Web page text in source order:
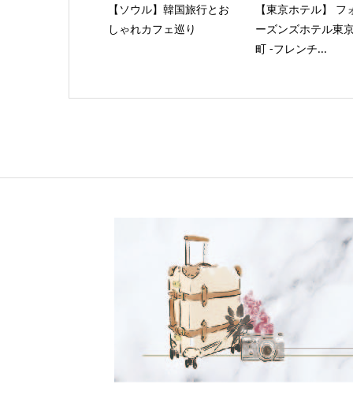
【ソウル】韓国旅行とお
しゃれカフェ巡り
【東京ホテル】 フ
ーズンズホテル東
町 -フレンチ...